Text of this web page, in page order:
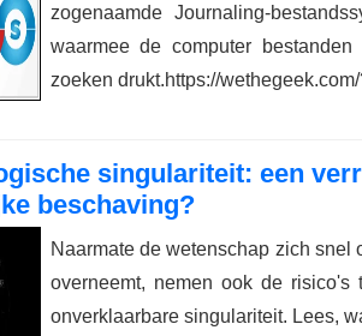
zogenaamde Journaling-
waarmee de computer
zoeken drukt.https://
singulariteit: een
beschaving?
Naarmate de wetenschap zich
overneemt, nemen ook de
onverklaarbare singulariteit. Lees,